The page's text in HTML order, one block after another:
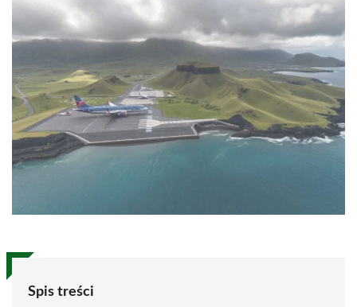
Spis treści